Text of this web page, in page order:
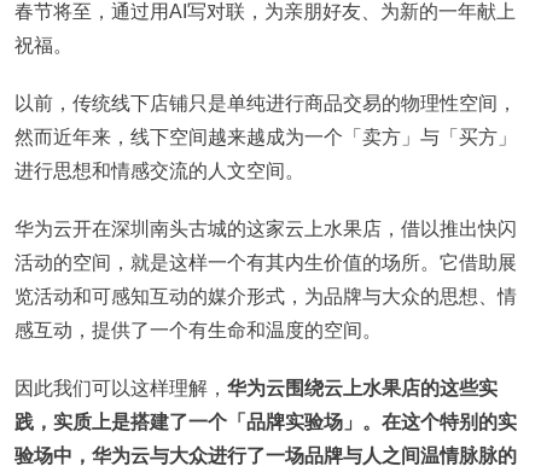
春节将至，通过用AI写对联，为亲朋好友、为新的一年献上
祝福。
以前，传统线下店铺只是单纯进行商品交易的物理性空间，
然而近年来，线下空间越来越成为一个「卖方」与「买方」
进行思想和情感交流的人文空间。
华为云开在深圳南头古城的这家云上水果店，借以推出快闪
活动的空间，就是这样一个有其内生价值的场所。它借助展
览活动和可感知互动的媒介形式，为品牌与大众的思想、情
感互动，提供了一个有生命和温度的空间。
因此我们可以这样理解， 华为云围绕云上水果店的这些实
践，实质上是搭建了一个「品牌实验场」。在这个特别的实
验场中，华为云与大众进行了一场品牌与人之间温情脉脉的